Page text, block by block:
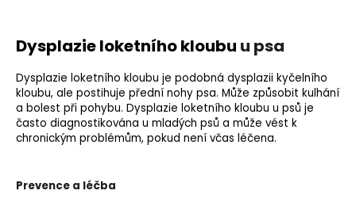
Dysplazie loketního kloubu u psa
Dysplazie loketního kloubu je podobná dysplazii kyčelního
kloubu, ale postihuje přední nohy psa. Může způsobit kulhání
a bolest při pohybu. Dysplazie loketního kloubu u psů je
často diagnostikována u mladých psů a může vést k
chronickým problémům, pokud není včas léčena.
Prevence a léčba